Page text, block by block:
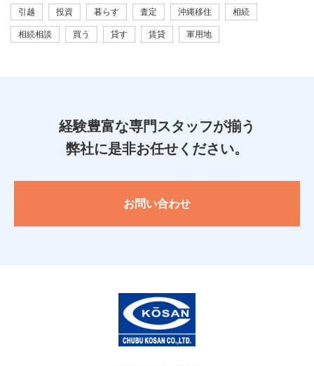
引越 投資 暮らす 査定 沖縄移住 相続
相続相談 買う 貸す 賃貸 軍用地
経験豊富な専門スタッフが揃う
弊社に是非お任せください。
お問い合わせ